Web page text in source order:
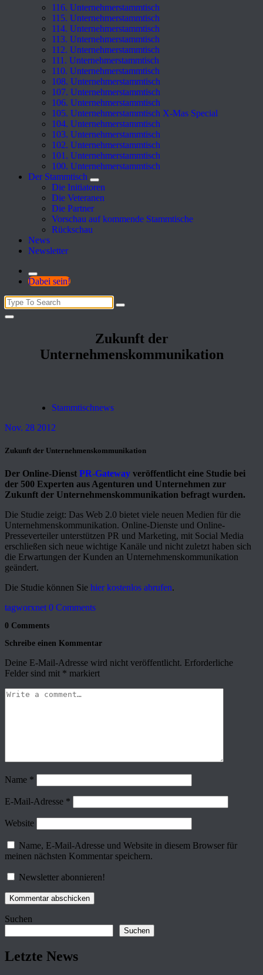
116. Unternehmerstammtisch
115. Unternehmerstammtisch
114. Unternehmerstammtisch
113. Unternehmerstammtisch
112. Unternehmerstammtisch
111. Unternehmerstammtisch
110. Unternehmerstammtisch
108. Unternehmerstammtisch
107. Unternehmerstammtisch
106. Unternehmerstammtisch
105. Unternehmerstammtisch X-Mas Special
104. Unternehmerstammtisch
103. Unternehmerstammtisch
102. Unternehmerstammtisch
101. Unternehmerstammtisch
100. Unternehmerstammtisch
Der Stammtisch
Die Initiatoren
Die Veteranen
Die Partner
Vorschau auf kommende Stammtische
Rückschau
News
Newsletter
Dabei sein!
Search
for:
Zukunft der
Unternehmenskommunikation
Stammtischnews
Nov. 28 2012
Zukunft der Unternehmenskommunikation
Der Online-Dienst PR-Gateway veröffentlicht eine Studie bei
der 500 Experten aus Agenturen und Unternehmen zur
Zukunft der Unternehmenskommunikation befragt wurden.
Die Studie zeigt: Das Web 2.0 bietet viele neuen Medien für die
Unternehmenskommunikation. Online-Dienste und Online-
Presseverteiler unterstützen PR und Marketing, mit Social Media
erschließen sich neue wichtige Kanäle und nicht zuletzt haben sich
die Erwartungen der Kunden an Unternehmenskommunikation
geändert.
Die Studie können Sie hier kostenlos abrufen.
tagworxnet 0 Comments
0 Comments
Schreibe einen Kommentar
Deine E-Mail-Adresse wird nicht veröffentlicht. Erforderliche
Felder sind mit * markiert
Name *
E-Mail-Adresse *
Website
Name, E-Mail-Adresse und Website in diesem Browser für
meinen nächsten Kommentar speichern.
Newsletter abonnieren!
Suchen
Suchen
Letzte News